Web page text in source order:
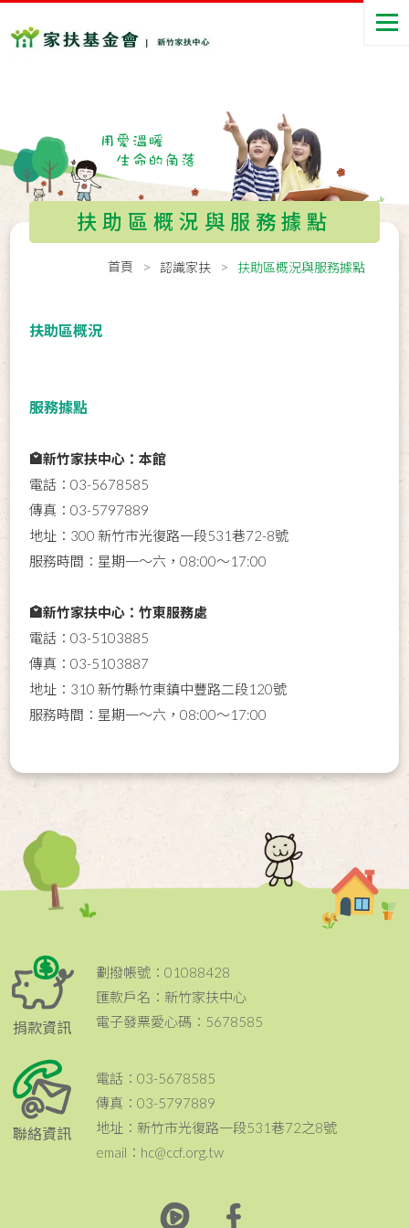
扶助區概況與服務據點
首頁 認識家扶 扶助區概況與服務據點
扶助區概況
服務據點
🏩新竹家扶中心：本館
電話：03-5678585
傳真：03-5797889
地址：300 新竹市光復路一段531巷72-8號
服務時間：星期一～六，08:00～17:00
🏩新竹家扶中心：竹東服務處
電話：03-5103885
傳真：03-5103887
地址：310 新竹縣竹東鎮中豐路二段120號
服務時間：星期一～六，08:00～17:00
捐款資訊
劃撥帳號：01088428
匯款戶名：新竹家扶中心
電子發票愛心碼：5678585
聯絡資訊
電話：03-5678585
傳真：03-5797889
地址：新竹市光復路一段531巷72之8號
email：hc@ccf.org.tw